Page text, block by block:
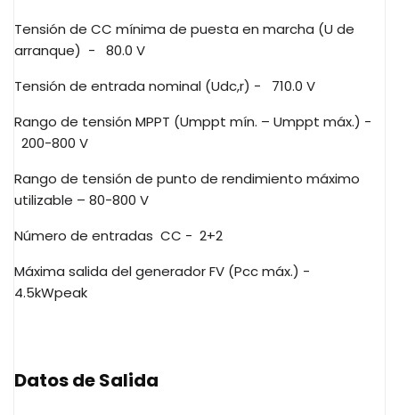
Tensión de CC mínima de puesta en marcha (U de
arranque) -
80.0 V
Tensión de entrada nominal (Udc,r) -
710.0 V
Rango de tensión MPPT (Umppt mín. – Umppt máx.) -
200-800 V
Rango de tensión de punto de rendimiento máximo
utilizable – 80-800 V
Número de entradas CC - 2+2
Máxima salida del generador FV (Pcc máx.) -
4.5kWpeak
Datos de Salida